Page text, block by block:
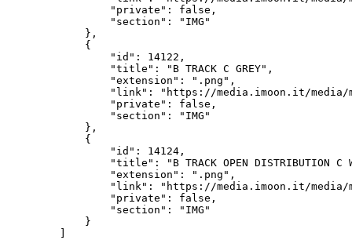
        "private": false,
        "section": "IMG"
    },
    {
        "id": 14122,
        "title": "B TRACK C GREY",
        "extension": ".png",
"link": "https://media.imoon.it/
        "private": false,
        "section": "IMG"
    },
    {
        "id": 14124,
"title": "B TRACK OPEN DISTRIBUTION C
        "extension": ".png",
"link": "https://media.imoon.it/
        "private": false,
        "section": "IMG"
    }
]